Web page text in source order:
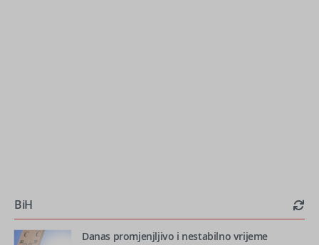
BiH
Danas promjenjljivo i nestabilno vrijeme